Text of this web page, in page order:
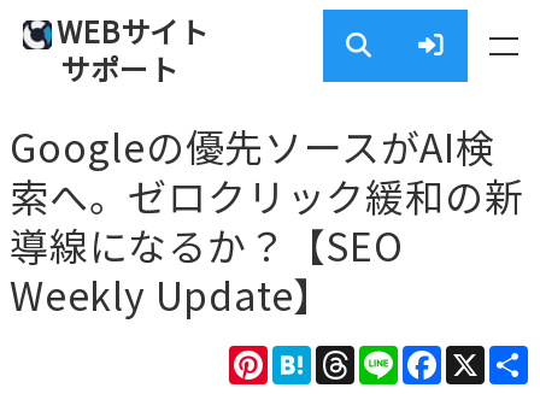
WEBサイト
サポート
Googleの優先ソースがAI検
索へ。ゼロクリック緩和の新
導線になるか？【SEO
Weekly Update】
X
Facebook
Line
Threads
Hatena
Pinterest